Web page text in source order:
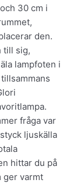
30 cm i
den.
till sig,
lampfoten i
fråga var
ljuskälla
hittar du på
ger varmt